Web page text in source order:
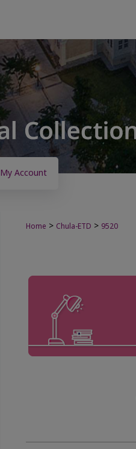
My Account
Home > Chula-ETD > 9520